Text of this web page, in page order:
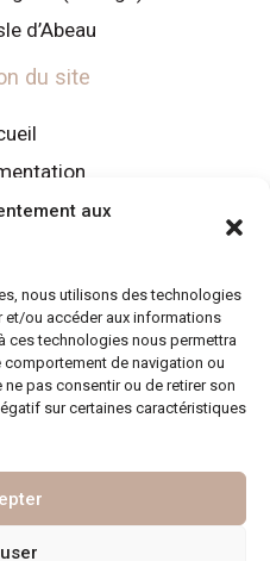
aux
nous utilisons des technologies
ou accéder aux informations
ces technologies nous permettra
de navigation ou
ne pas consentir ou de retirer son
sur certaines caractéristiques
d’Abeau
du site
légales
(UE)
06 64